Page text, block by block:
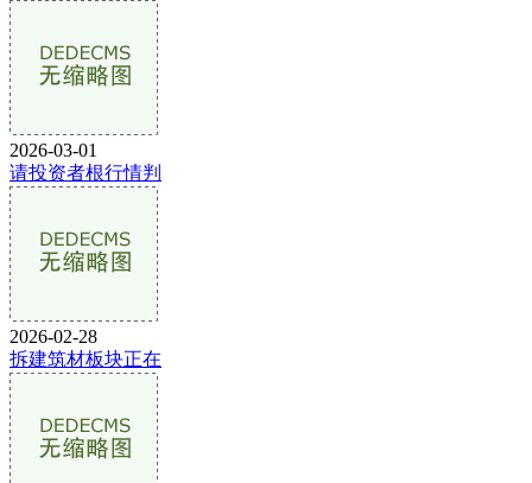
2026-03-01
请投资者根行情判
2026-02-28
拆建筑材板块正在